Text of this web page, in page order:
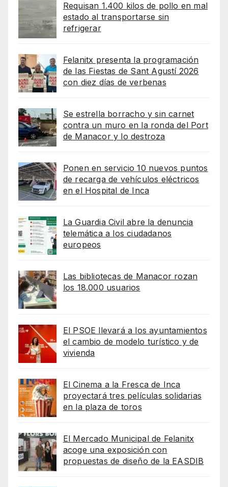
Requisan 1.400 kilos de pollo en mal
estado al transportarse sin
refrigerar
Felanitx presenta la programación
de las Fiestas de Sant Agustí 2026
con diez días de verbenas
Se estrella borracho y sin carnet
contra un muro en la ronda del Port
de Manacor y lo destroza
Ponen en servicio 10 nuevos puntos
de recarga de vehículos eléctricos
en el Hospital de Inca
La Guardia Civil abre la denuncia
telemática a los ciudadanos
europeos
Las bibliotecas de Manacor rozan
los 18.000 usuarios
El PSOE llevará a los ayuntamientos
el cambio de modelo turístico y de
vivienda
El Cinema a la Fresca de Inca
proyectará tres películas solidarias
en la plaza de toros
El Mercado Municipal de Felanitx
acoge una exposición con
propuestas de diseño de la EASDIB